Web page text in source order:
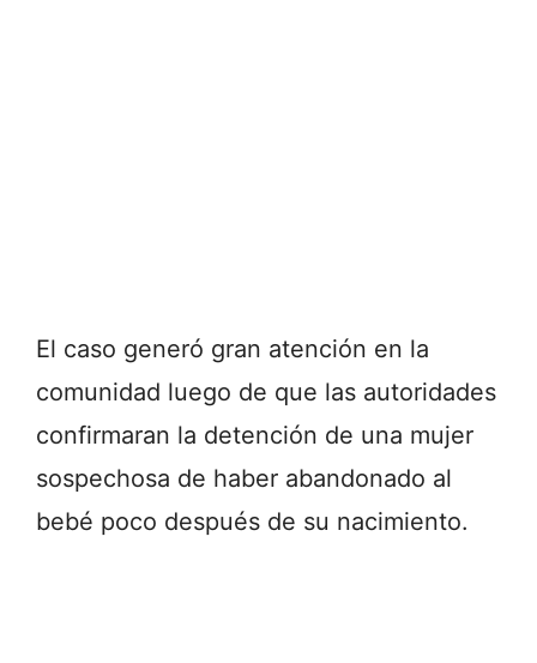
El caso generó gran atención en la
comunidad luego de que las autoridades
confirmaran la detención de una mujer
sospechosa de haber abandonado al
bebé poco después de su nacimiento.